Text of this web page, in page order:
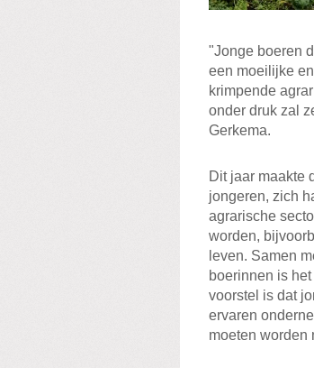
"Jonge boeren
een moeilijke
krimpende
onder druk zal
Gerkema.
Dit jaar maakte
jongeren, zich
agrarische
worden,
leven. Samen
boerinnen is
voorstel is dat
ervaren
moeten worden